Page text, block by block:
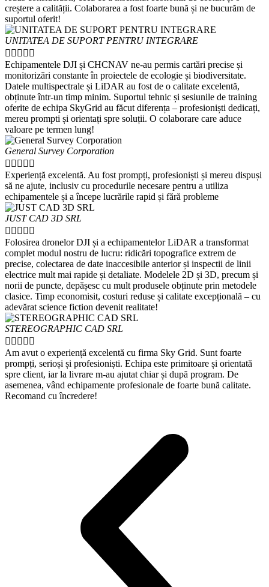
creștere a calității. Colaborarea a fost foarte bună și ne bucurăm de
suportul oferit!
UNITATEA DE SUPORT PENTRU INTEGRARE
    
Echipamentele DJI și CHCNAV ne-au permis cartări precise și
monitorizări constante în proiectele de ecologie și biodiversitate.
Datele multispectrale și LiDAR au fost de o calitate excelentă,
obținute într-un timp minim. Suportul tehnic și sesiunile de training
oferite de echipa SkyGrid au făcut diferența – profesioniști dedicați,
mereu prompti și orientați spre soluții. O colaborare care aduce
valoare pe termen lung!
General Survey Corporation
    
Experiență excelentă. Au fost prompți, profesioniști și mereu dispuși
să ne ajute, inclusiv cu procedurile necesare pentru a utiliza
echipamentele și a începe lucrările rapid și fără probleme
JUST CAD 3D SRL
    
Folosirea dronelor DJI și a echipamentelor LiDAR a transformat
complet modul nostru de lucru: ridicări topografice extrem de
precise, colectarea de date inaccesibile anterior și inspectii de linii
electrice mult mai rapide și detaliate. Modelele 2D și 3D, precum și
norii de puncte, depășesc cu mult produsele obținute prin metodele
clasice. Timp economisit, costuri reduse și calitate excepțională – cu
adevărat science fiction devenit realitate!
STEREOGRAPHIC CAD SRL
    
Am avut o experiență excelentă cu firma Sky Grid. Sunt foarte
prompți, serioși și profesioniști. Echipa este primitoare și orientată
spre client, iar la livrare m-au ajutat chiar și după program. De
asemenea, vând echipamente profesionale de foarte bună calitate.
Recomand cu încredere!